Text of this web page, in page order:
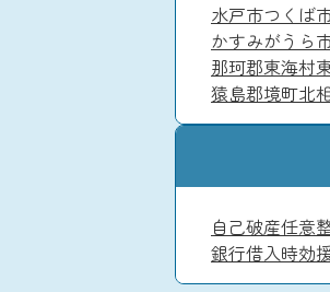
水戸市つくば
かすみがうら
那珂郡東海村
猿島郡境町北
自己破産任意
銀行借入時効